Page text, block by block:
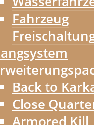
Fahrzeug
Back to
Close
Armored Kill